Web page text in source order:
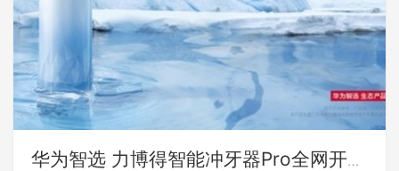
华为智选 力博得智能冲牙器Pro全网开